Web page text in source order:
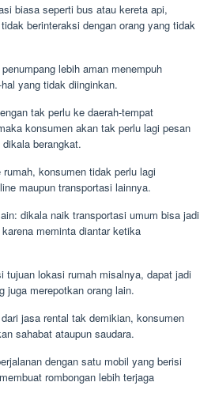
biasa seperti bus atau kereta api,
berinteraksi dengan orang yang tidak
lebih aman menempuh
yang tidak diinginkan.
tak perlu ke daerah-tempat
konsumen akan tak perlu lagi pesan
berangkat.
konsumen tidak perlu lagi
maupun transportasi lainnya.
dikala naik transportasi umum bisa jadi
meminta diantar ketika
tujuan lokasi rumah misalnya, dapat jadi
juga merepotkan orang lain.
jasa rental tak demikian, konsumen
sahabat ataupun saudara.
dengan satu mobil yang berisi
rombongan lebih terjaga